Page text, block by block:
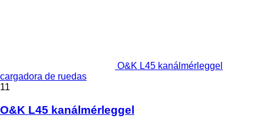
O&K L45 kanálmérleggel
cargadora de ruedas
11
O&K L45 kanálmérleggel